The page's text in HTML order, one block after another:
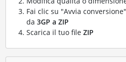
Fai clic su "Avvia
da 3GP a ZIP
Scarica il tuo file ZIP